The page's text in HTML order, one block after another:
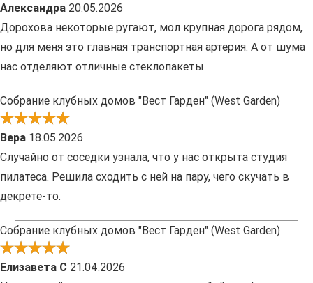
Александра 20.05.2026
Дорохова некоторые ругают, мол крупная дорога рядом,
но для меня это главная транспортная артерия. А от шума
нас отделяют отличные стеклопакеты
Собрание клубных домов "Вест Гарден" (West Garden)
Вера 18.05.2026
Случайно от соседки узнала, что у нас открыта студия
пилатеса. Решила сходить с ней на пару, чего скучать в
декрете-то.
Собрание клубных домов "Вест Гарден" (West Garden)
Елизавета С 21.04.2026